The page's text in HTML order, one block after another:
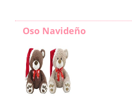
Oso Navideño